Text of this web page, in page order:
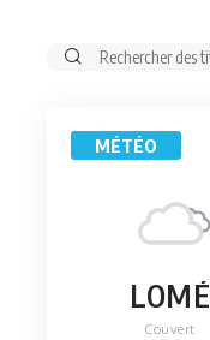
Rechercher:
MÉTÉO
LOMÉ
Couvert